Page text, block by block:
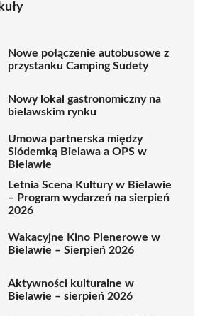
Nowe połączenie autobusowe z
przystanku Camping Sudety
Nowy lokal gastronomiczny na
bielawskim rynku
Umowa partnerska między
Siódemką Bielawa a OPS w
Bielawie
Letnia Scena Kultury w Bielawie
– Program wydarzeń na sierpień
2026
Wakacyjne Kino Plenerowe w
Bielawie – Sierpień 2026
Aktywności kulturalne w
Bielawie – sierpień 2026